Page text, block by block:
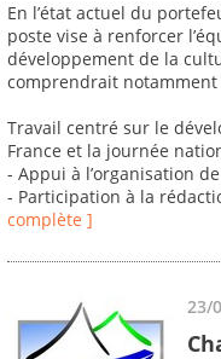
En l’état actuel du
poste vise à renforcer
développement de la
comprendrait notamment
Travail centré sur le
France et la journée
- Appui à l’organisation
- Participation à la
complète ]
23/